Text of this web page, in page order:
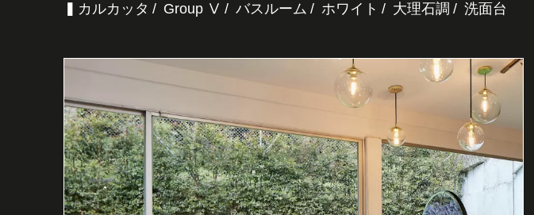
▍カルカッタ Group Ⅴ バスルーム ホワイト 大理石調 洗面台